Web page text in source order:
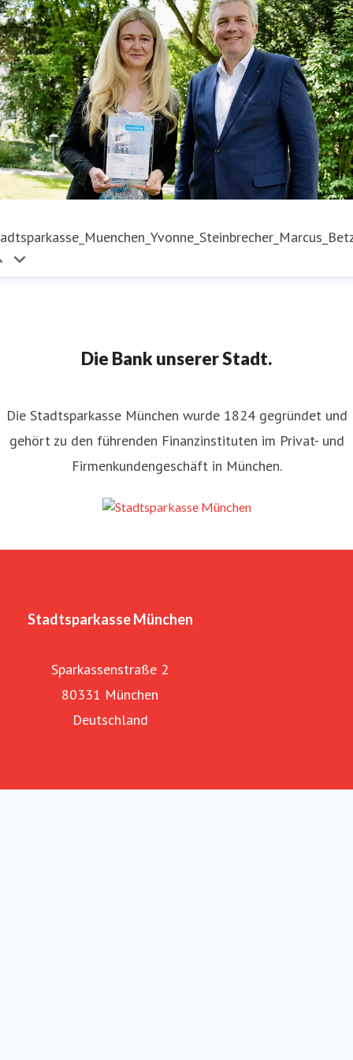
Die Bank unserer Stadt.
Die Stadtsparkasse München wurde 1824 gegründet und
gehört zu den führenden Finanzinstituten im Privat- und
Firmenkundengeschäft in München.
Stadtsparkasse München
Sparkassenstraße 2
80331 München
Deutschland